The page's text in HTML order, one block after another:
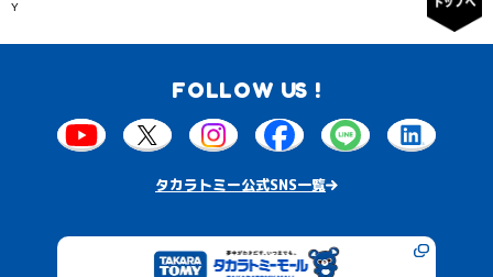
Y
FOLLOW US !
タカラトミー公式SNS一覧